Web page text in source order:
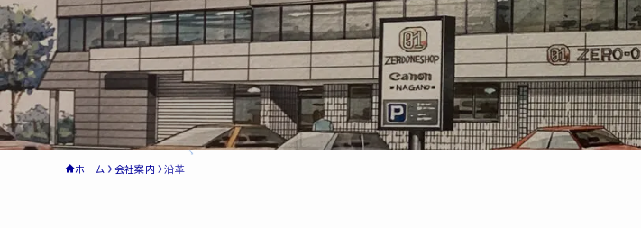
ホーム 会社案内 沿革